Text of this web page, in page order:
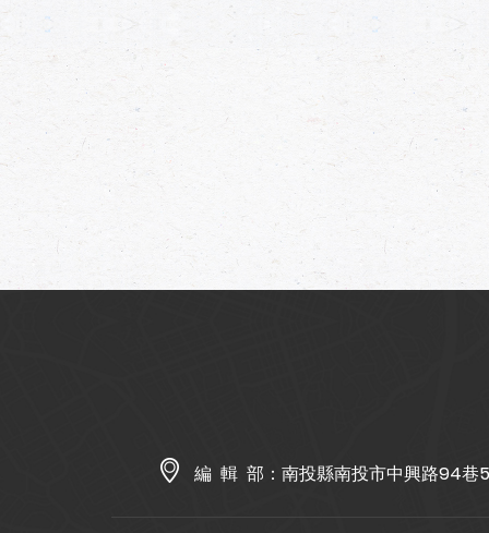
編 輯 部： 南投縣南投市中興路94巷